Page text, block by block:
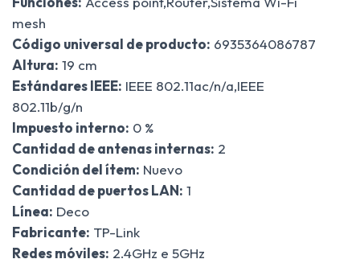
mesh
Código universal de producto: 6935364086787
Altura: 19 cm
Estándares IEEE: IEEE 802.11ac/n/a,IEEE
802.11b/g/n
Impuesto interno: 0 %
Cantidad de antenas internas: 2
Condición del ítem: Nuevo
Cantidad de puertos LAN: 1
Línea: Deco
Fabricante: TP-Link
Redes móviles: 2.4GHz e 5GHz